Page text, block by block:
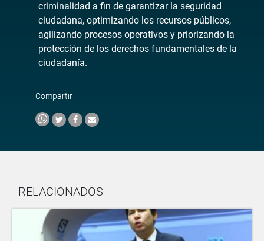
criminalidad a fin de garantizar la seguridad
ciudadana, optimizando los recursos públicos,
agilizando procesos operativos y priorizando la
protección de los derechos fundamentales de la
ciudadanía.
Compartir
RELACIONADOS